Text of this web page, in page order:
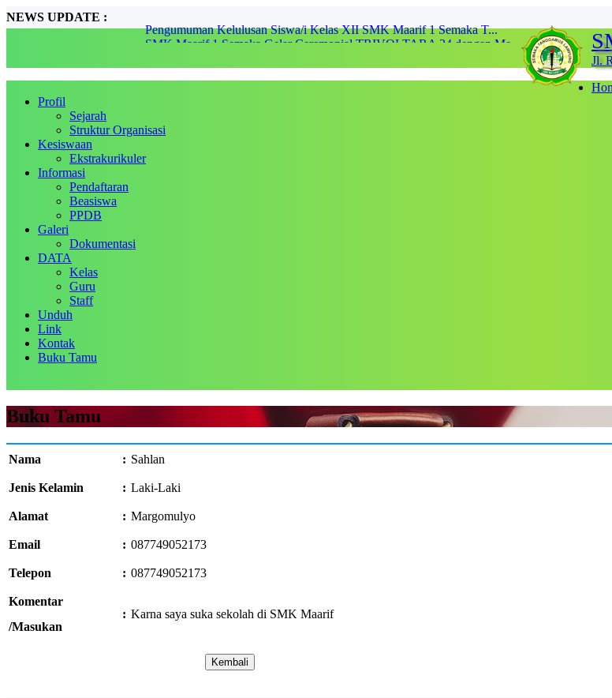
NEWS UPDATE :
SMK Maarif 1 Semaka Gelar Ceremonial TRIVOLTARA 24 dengan Me...
Pelantikan Pengurus PK IPNU-IPPNU SMK Maarif 1 Semaka...
SMK Maarif 1 Semaka, Kembali meraih Juara 1 diajang perlomba...
FESTIVAL MAARIF 2023...
Pengumuman Kelulusan Siswa/i Kelas XII SMK Maarif 1 Semaka T...
Jl.
Profil
Sejarah
Struktur Organisasi
Kesiswaan
Ekstrakurikuler
Informasi
Pendaftaran
Beasiswa
PPDB
Galeri
Dokumentasi
DATA
Kelas
Guru
Staff
Unduh
Link
Kontak
Buku Tamu
Buku Tamu
Nama : Sahlan
Jenis Kelamin : Laki-Laki
Alamat : Margomulyo
Email : 087749052173
Telepon : 087749052173
Komentar
/Masukan
: Karna saya suka sekolah di SMK Maarif